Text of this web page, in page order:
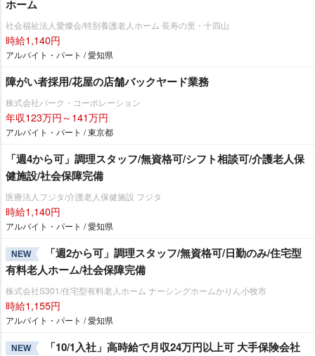
ホーム
社会福祉法人愛燦会/特別養護老人ホーム 長寿の里・十四山
時給1,140円
アルバイト・パート / 愛知県
障がい者採用/花屋の店舗バックヤード業務
株式会社パーク・コーポレーション
年収123万円～141万円
アルバイト・パート / 東京都
「週4から可」調理スタッフ/無資格可/シフト相談可/介護老人保
健施設/社会保障完備
医療法人フジタ/介護老人保健施設 フジタ
時給1,140円
アルバイト・パート / 愛知県
NEW
「週2から可」調理スタッフ/無資格可/日勤のみ/住宅型
有料老人ホーム/社会保障完備
株式会社S301/住宅型有料老人ホーム ナーシングホームかりん小牧市
時給1,155円
アルバイト・パート / 愛知県
NEW
「10/1入社」高時給で月収24万円以上可 大手保険会社